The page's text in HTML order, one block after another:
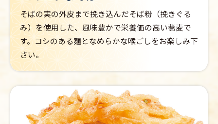
そばの実の外皮まで挽き込んだそば粉（挽きぐる
み）を使用した、風味豊かで栄養価の高い蕎麦で
す。コシのある麵となめらかな喉ごしをお楽しみ下
さい。